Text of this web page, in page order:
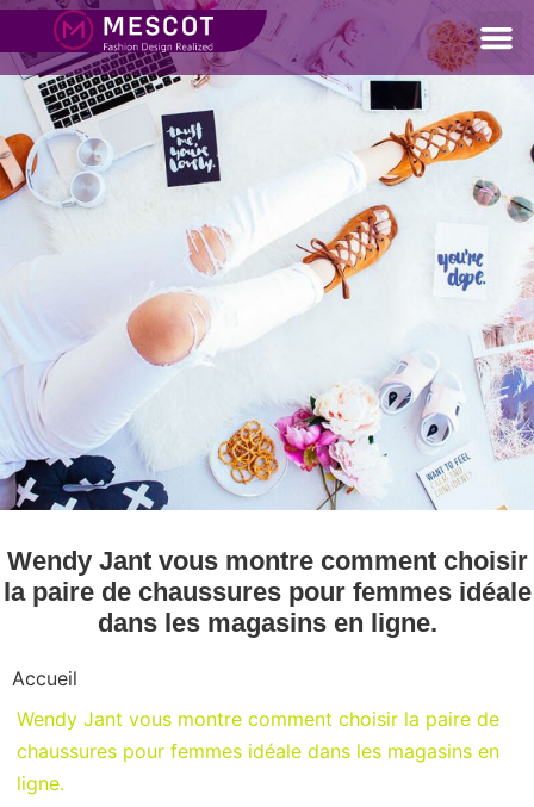
Wendy Jant vous montre comment choisir
la paire de chaussures pour femmes idéale
dans les magasins en ligne.
Accueil
Wendy Jant vous montre comment choisir la paire de
chaussures pour femmes idéale dans les magasins en
ligne.